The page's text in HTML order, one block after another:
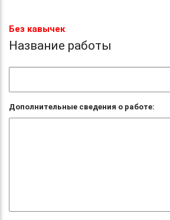
Без кавычек
Название работы
Дополнительные сведения о работе: